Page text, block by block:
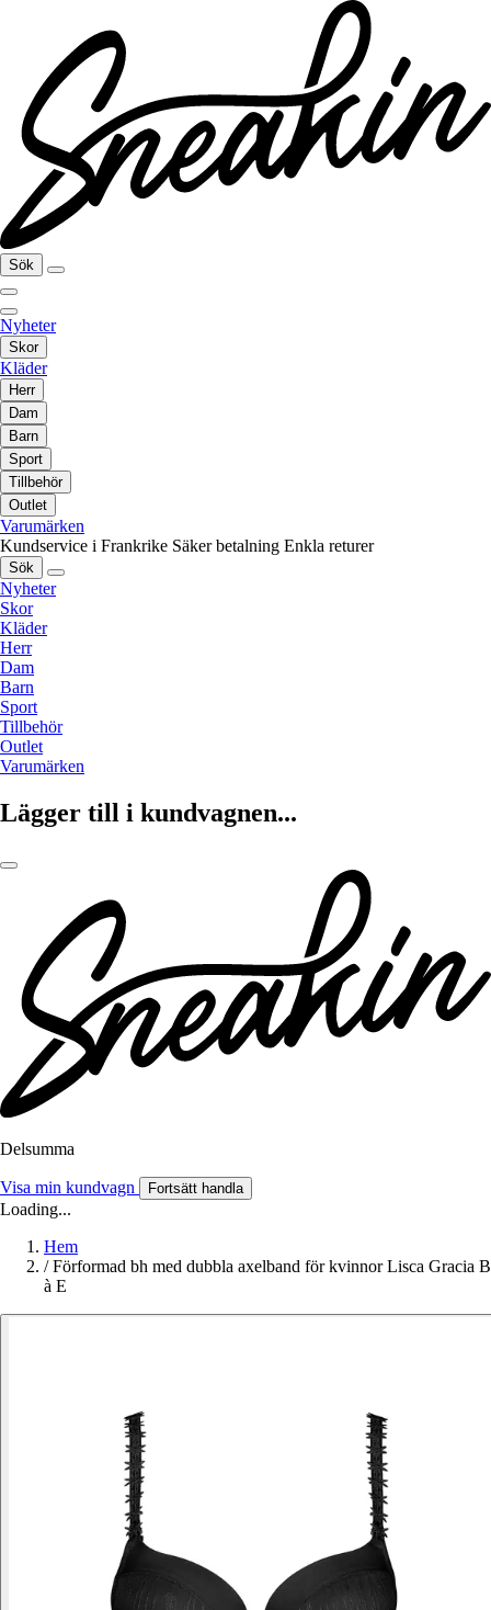
Sök
Nyheter
Skor
Kläder
Herr
Dam
Barn
Sport
Tillbehör
Outlet
Varumärken
Kundservice i Frankrike Säker betalning Enkla returer
Sök
Nyheter
Skor
Kläder
Herr
Dam
Barn
Sport
Tillbehör
Outlet
Varumärken
Lägger till i kundvagnen...
Delsumma
Visa min kundvagn Fortsätt handla
Loading...
Hem
/ Förformad bh med dubbla axelband för kvinnor Lisca Gracia B
à E